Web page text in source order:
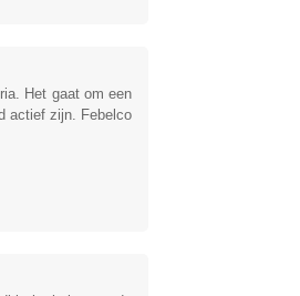
Het gaat om een
actief zijn. Febelco